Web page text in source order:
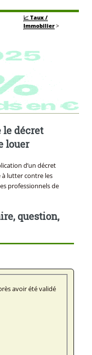
📈 Taux /
Immobilier >
le décret
louer
d’un décret
lutter contre les
professionnels de
question,
avoir été validé